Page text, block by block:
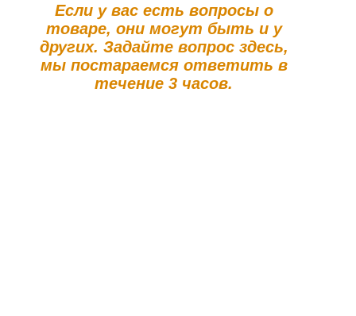
Если у вас есть вопросы о
товаре, они могут быть и у
других. Задайте вопрос здесь,
мы постараемся ответить в
течение 3 часов.